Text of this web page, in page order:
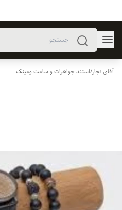
آقای نجار/استند جواهرات و ساعت وعینک